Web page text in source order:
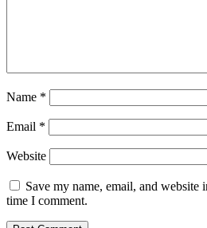
Name *
Email *
Website
Save my name, email, and website
time I comment.